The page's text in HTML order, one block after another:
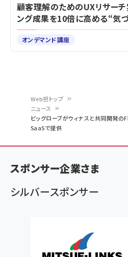
く
ず
Web担トップ
ニュース
ビッグローブがウィナスと共同開発
SaaSで提供
顧客理解のためのUXリサー
ング成果を10倍に高める“気
オンデマンド講座
スポンサー企業さま
シルバースポンサー